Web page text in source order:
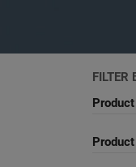
FILTER
Product
Product